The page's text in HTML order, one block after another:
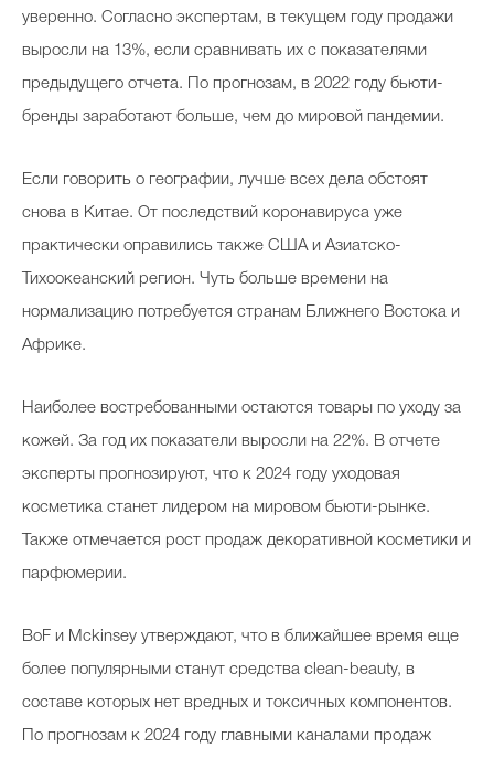
уверенно. Согласно экспертам, в текущем году продажи
выросли на 13%, если сравнивать их с показателями
предыдущего отчета. По прогнозам, в 2022 году бьюти-
бренды заработают больше, чем до мировой пандемии.
Если говорить о географии, лучше всех дела обстоят
снова в Китае. От последствий коронавируса уже
практически оправились также США и Азиатско-
Тихоокеанский регион. Чуть больше времени на
нормализацию потребуется странам Ближнего Востока и
Африке.
Наиболее востребованными остаются товары по уходу за
кожей. За год их показатели выросли на 22%. В отчете
эксперты прогнозируют, что к 2024 году уходовая
косметика станет лидером на мировом бьюти-рынке.
Также отмечается рост продаж декоративной косметики и
парфюмерии.
BoF и Mckinsey утверждают, что в ближайшее время еще
более популярными станут средства clean-beauty, в
составе которых нет вредных и токсичных компонентов.
По прогнозам к 2024 году главными каналами продаж